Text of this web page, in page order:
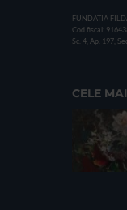
FUNDATIA
Cod fiscal:
Sc. 4, Ap. 197,
CELE